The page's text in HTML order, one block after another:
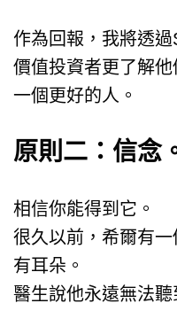
作為回報，我將透
價值投資者更了解
一個更好的人。
原則二：信念
相信你能得到它。
很久以前，希爾有
有耳朵。
醫生說他永遠無法